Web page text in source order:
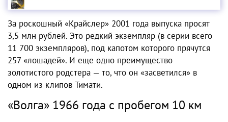
За роскошный «Крайслер» 2001 года выпуска просят
3,5 млн рублей. Это редкий экземпляр (в серии всего
11 700 экземпляров), под капотом которого прячутся
257 «лошадей». И еще одно преимущество
золотистого родстера — то, что он «засветился» в
одном из клипов Тимати.
«Волга» 1966 года с пробегом 10 км